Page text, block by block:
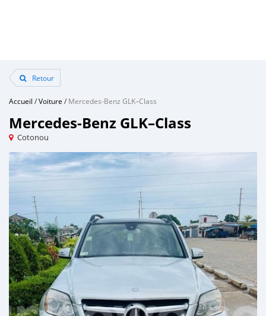
Retour
Accueil /Voiture /Mercedes-Benz GLK–Class
Mercedes-Benz GLK–Class
Cotonou